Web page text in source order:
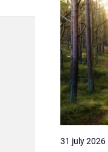
31 july 2026